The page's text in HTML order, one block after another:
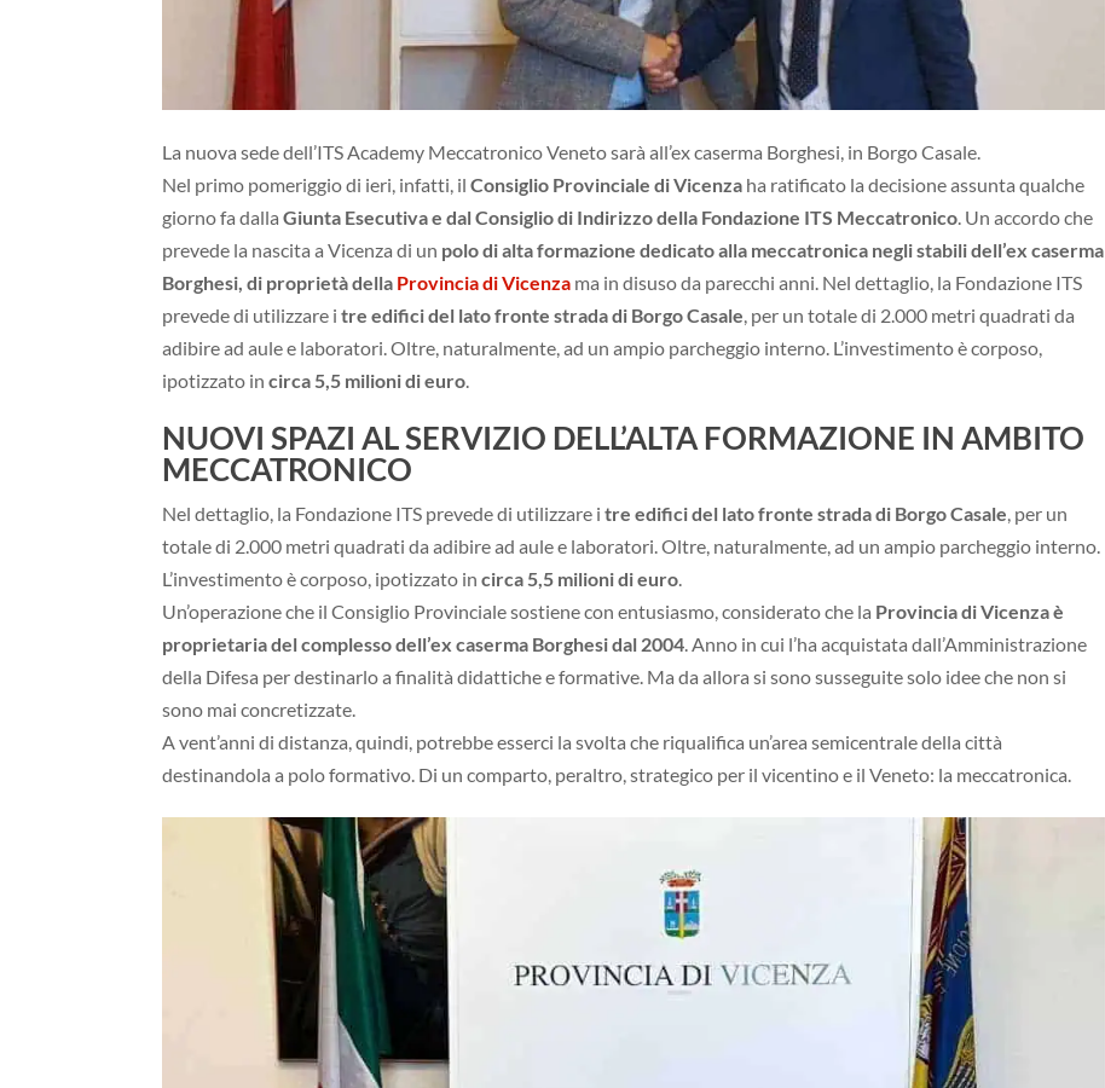
La nuova sede dell’ITS Academy Meccatronico Veneto sarà all’ex caserma Borghesi, in Borgo Casale.
Nel primo pomeriggio di ieri, infatti, ilConsiglio Provinciale di Vicenza ha ratificato la decisione assunta qualche
giorno fa dallaGiunta Esecutiva e dal Consiglio di Indirizzo della Fondazione ITS Meccatronico. Un accordo che
prevede la nascita a Vicenza di un polo di alta formazione dedicato alla meccatronica negli stabili dell’ex caserma
Borghesi, di proprietà della Provincia di Vicenza ma in disuso da parecchi anni. Nel dettaglio, la Fondazione ITS
prevede di utilizzare itre edifici del lato fronte strada di Borgo Casale, per un totale di 2.000 metri quadrati da
adibire ad aule e laboratori. Oltre, naturalmente, ad un ampio parcheggio interno. L’investimento è corposo,
ipotizzato incirca 5,5 milioni di euro.
NUOVI SPAZI AL SERVIZIO DELL’ALTA FORMAZIONE IN AMBITO
MECCATRONICO
Nel dettaglio, la Fondazione ITS prevede di utilizzare itre edifici del lato fronte strada di Borgo Casale, per un
totale di 2.000 metri quadrati da adibire ad aule e laboratori. Oltre, naturalmente, ad un ampio parcheggio interno.
L’investimento è corposo, ipotizzato incirca 5,5 milioni di euro.
Un’operazione che il Consiglio Provinciale sostiene con entusiasmo, considerato che la Provincia di Vicenza è
proprietaria del complesso dell’ex caserma Borghesi dal 2004. Anno in cui l’ha acquistata dall’Amministrazione
della Difesa per destinarlo a finalità didattiche e formative. Ma da allora si sono susseguite solo idee che non si
sono mai concretizzate.
A vent’anni di distanza, quindi, potrebbe esserci la svolta che riqualifica un’area semicentrale della città
destinandola a polo formativo. Di un comparto, peraltro, strategico per il vicentino e il Veneto: la meccatronica.